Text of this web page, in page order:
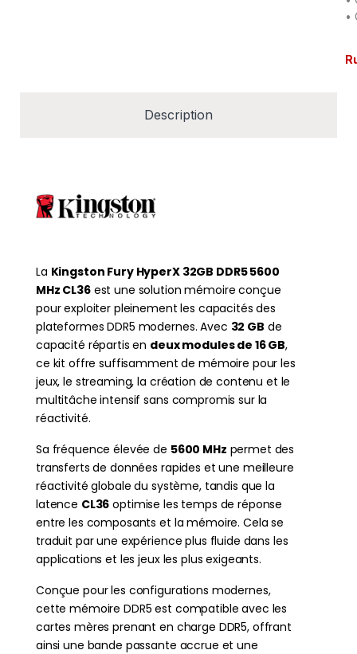
•
Description
La Kingston Fury HyperX 32GB DDR5 5600
MHz CL36est une solution mémoire conçue
pour exploiter pleinement les capacités des
plateformes DDR5 modernes. Avec 32 GB de
capacité répartis en deux modules de 16 GB,
ce kit offre suffisamment de mémoire pour les
jeux, le streaming, la création de contenu et le
multitâche intensif sans compromis sur la
réactivité.
Sa fréquence élevée de 5600 MHz permet des
transferts de données rapides et une meilleure
réactivité globale du système, tandis que la
latence CL36 optimise les temps de réponse
entre les composants et la mémoire. Cela se
traduit par une expérience plus fluide dans les
applications et les jeux les plus exigeants.
Conçue pour les configurations modernes,
cette mémoire DDR5 est compatible avec les
cartes mères prenant en charge DDR5, offrant
ainsi une bande passante accrue et une